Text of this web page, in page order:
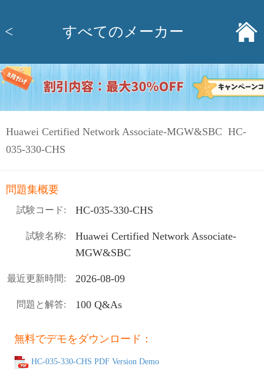
< すべてのメーカー
Huawei Certified Network Associate-MGW&SBC HC-
035-330-CHS
問題集概要
試験コード: HC-035-330-CHS
試験名称:
Huawei Certified Network Associate-
MGW&SBC
最近更新時間: 2026-08-09
問題と解答: 100 Q&As
無料でデモをダウンロード：
HC-035-330-CHS PDF Version Demo